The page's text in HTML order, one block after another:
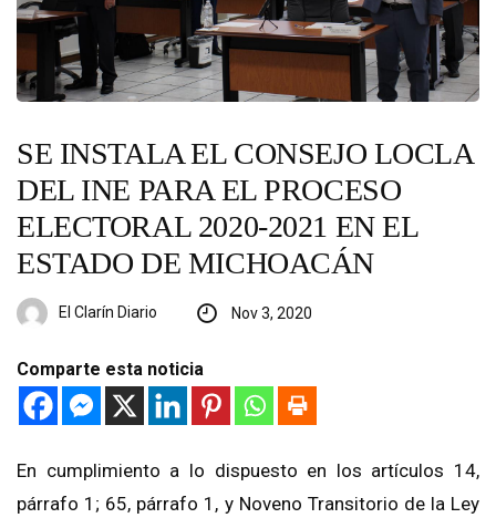
SE INSTALA EL CONSEJO LOCLA
DEL INE PARA EL PROCESO
ELECTORAL 2020-2021 EN EL
ESTADO DE MICHOACÁN
El Clarín Diario Nov 3, 2020
Comparte esta noticia
En cumplimiento a lo dispuesto en los artículos 14,
párrafo 1; 65, párrafo 1, y Noveno Transitorio de la Ley